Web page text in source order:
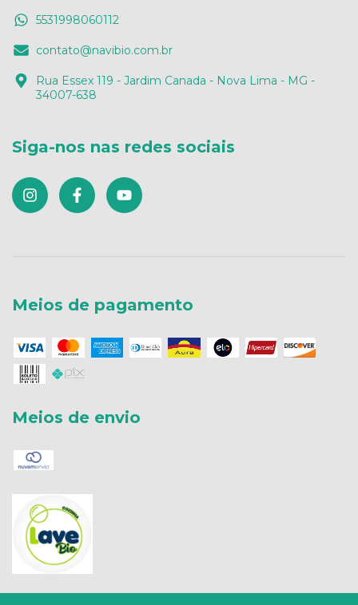
5531998060112
contato@navibio.com.br
Rua Essex 119 - Jardim Canada - Nova Lima - MG -
34007-638
Siga-nos nas redes sociais
Meios de pagamento
Meios de envio